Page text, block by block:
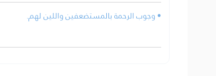
• وجوب الرحمة بالمستضعفين واللين لهم.